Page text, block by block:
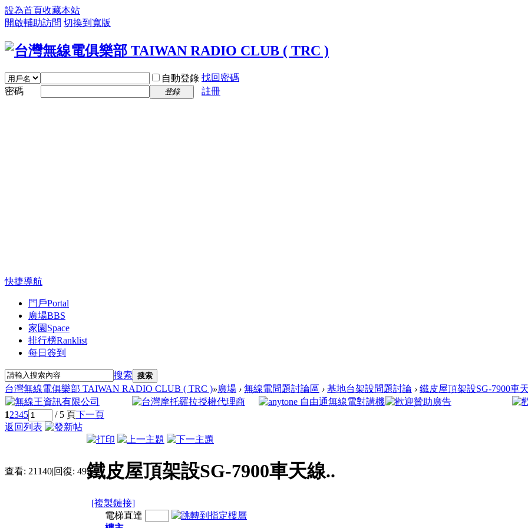
設為首頁收藏本站
開啟輔助訪問 切換到寬版
自動登錄 找回密碼
密碼
登錄 註冊
快捷導航
門戶Portal
廣場BBS
家園 Space
排行榜Ranklist
每日簽到
搜索 搜索
台灣無線電俱樂部 TAIWAN RADIO CLUB ( TRC )»廣場 › 無線電問題討論區 › 基地台架設問題討論 › 鐵皮屋頂架設SG-7900車
12345 / 5 頁下一頁
返回列表
查看: 21140|回復: 49鐵皮屋頂架設SG-7900車天線..
[複製鏈接]
電梯直達